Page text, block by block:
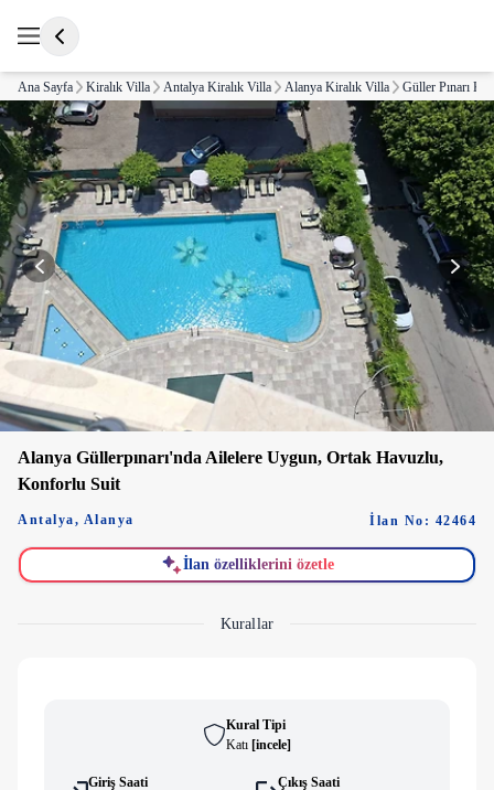
Ana Sayfa Kiralık Villa Antalya Kiralık Villa Alanya Kiralık Villa Güller Pınarı
Alanya Güllerpınarı'nda Ailelere Uygun, Ortak Havuzlu,
Konforlu Suit
Antalya, Alanya İlan No: 42464
İlan özelliklerini özetle
Kurallar
Kural Tipi
Katı [i̇ncele]
Giriş Saati
Çıkış Saati